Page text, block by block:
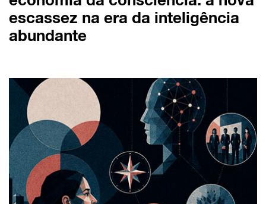
escassez na era da inteligência
abundante